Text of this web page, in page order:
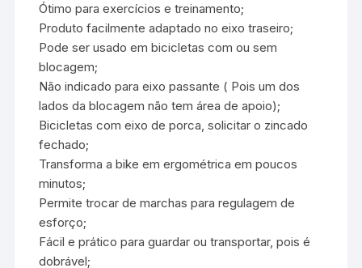
Ótimo para exercícios e treinamento;
Produto facilmente adaptado no eixo traseiro;
Pode ser usado em bicicletas com ou sem
blocagem;
Não indicado para eixo passante ( Pois um dos
lados da blocagem não tem área de apoio);
Bicicletas com eixo de porca, solicitar o zincado
fechado;
Transforma a bike em ergométrica em poucos
minutos;
Permite trocar de marchas para regulagem de
esforço;
Fácil e prático para guardar ou transportar, pois é
dobrável;